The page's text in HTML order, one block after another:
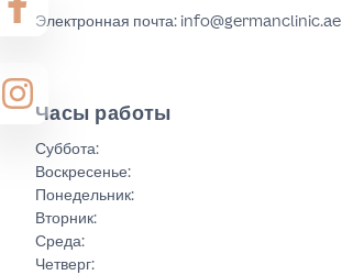
Электронная почта: info@germanclinic.ae
Часы работы
Суббота:
Воскресенье:
Понедельник:
Вторник:
Среда:
Четверг: